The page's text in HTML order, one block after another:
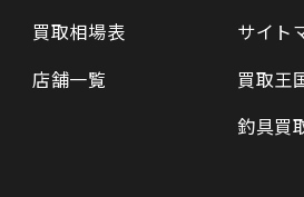
買取相場表
店舗一覧
サイト
買取王
釣具買